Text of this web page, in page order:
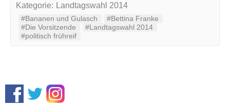
Kategorie: Landtagswahl 2014
#Bananen und Gulasch
#Bettina Franke
#Die Vorsitzende
#Landtagswahl 2014
#politisch frühreif